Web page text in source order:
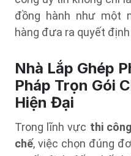
đồng hành như một
hàng đưa ra quyết
Nhà Lắp Ghép
Pháp Trọn Gói
Hiện Đại
Trong lĩnh vực thi
chế, việc chọn đúng